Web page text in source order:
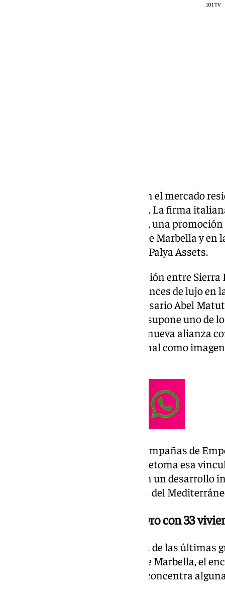
101 TV
El Grupo Armani desembarca en el mercado
proyecto inmobiliario en el país. La firma
de Armani Residences Marbella, una
desarrollará en la Milla de Oro de Marbella y
como socio inversor a través de Palya Assets.
El proyecto nace de la colaboración entre
especializada en branded residences de lujo en
compañía liderada por el empresario Abel
La participación del deportista supone uno de
la operación, al tratarse de una nueva alianza
mantuvo una relación profesional como
De hecho, Nadal protagonizó campañas de
Armani Jeans en 2011, y ahora retoma esa
posición, esta vez como socio en un
de los mercados más exclusivos del
Un proyecto en la Milla de Oro con 33
El complejo se levantará en una de las últimas
disponibles en la Milla de Oro de Marbella, el
ciudad con Puerto Banús y que concentra